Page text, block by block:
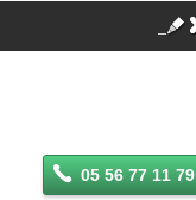
05 56 77 11 79